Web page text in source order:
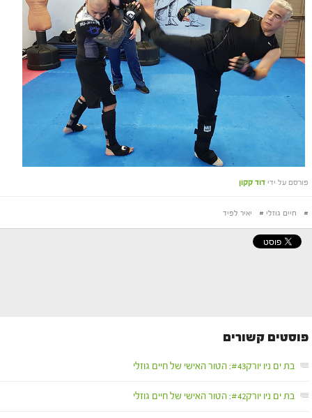
פורסם על ידי דוד קקון
# חיים גוזלי # יאיר לפיד
פוסטים קשורים
בת ים ניו יורק#43: הטור האישי של חיים גוזלי
בת ים ניו יורק#42: הטור האישי של חיים גוזלי